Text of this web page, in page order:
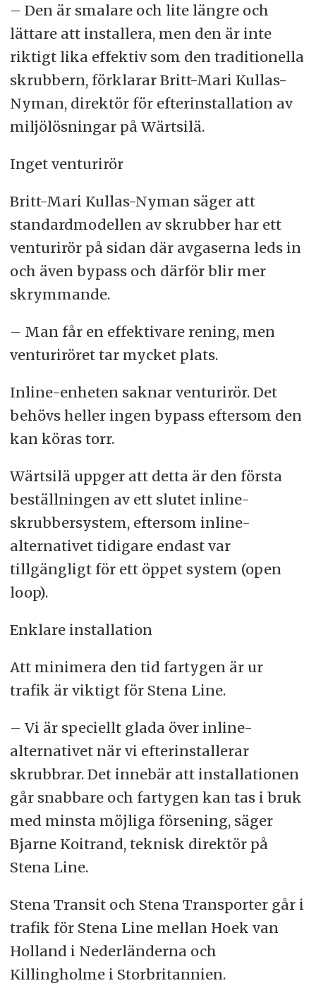
– Den är smalare och lite längre och
lättare att installera, men den är inte
riktigt lika effektiv som den traditionella
skrubbern, förklarar Britt-Mari Kullas-
Nyman, direktör för efterinstallation av
miljölösningar på Wärtsilä.
Inget venturirör
Britt-Mari Kullas-Nyman säger att
standardmodellen av skrubber har ett
venturirör på sidan där avgaserna leds in
och även bypass och därför blir mer
skrymmande.
– Man får en effektivare rening, men
venturiröret tar mycket plats.
Inline-enheten saknar venturirör. Det
behövs heller ingen bypass eftersom den
kan köras torr.
Wärtsilä uppger att detta är den första
beställningen av ett slutet inline-
skrubbersystem, eftersom inline-
alternativet tidigare endast var
tillgängligt för ett öppet system (open
loop).
Enklare installation
Att minimera den tid fartygen är ur
trafik är viktigt för Stena Line.
– Vi är speciellt glada över inline-
alternativet när vi efterinstallerar
skrubbrar. Det innebär att installationen
går snabbare och fartygen kan tas i bruk
med minsta möjliga försening, säger
Bjarne Koitrand, teknisk direktör på
Stena Line.
Stena Transit och Stena Transporter går i
trafik för Stena Line mellan Hoek van
Holland i Nederländerna och
Killingholme i Storbritannien.